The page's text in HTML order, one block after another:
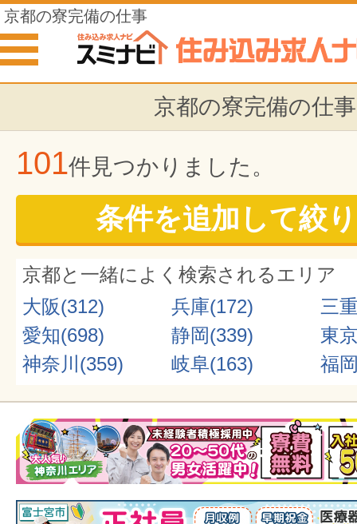
京都の寮完備の仕事
京都の寮完備の仕事
101件見つかりました。
条件を追加して絞
京都と一緒によく検索されるエリア
大阪(312)
兵庫(172)
三
愛知(698)
静岡(339)
東
神奈川(359)
岐阜(163) 福